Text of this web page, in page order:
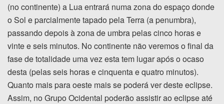
(no continente) a Lua entrará numa zona do espaço donde
o Sol e parcialmente tapado pela Terra (a penumbra),
passando depois à zona de umbra pelas cinco horas e
vinte e seis minutos. No continente não veremos o final da
fase de totalidade uma vez esta tem lugar após o ocaso
desta (pelas seis horas e cinquenta e quatro minutos).
Quanto mais para oeste mais se poderá ver deste eclipse.
Assim, no Grupo Ocidental poderão assistir ao eclipse até